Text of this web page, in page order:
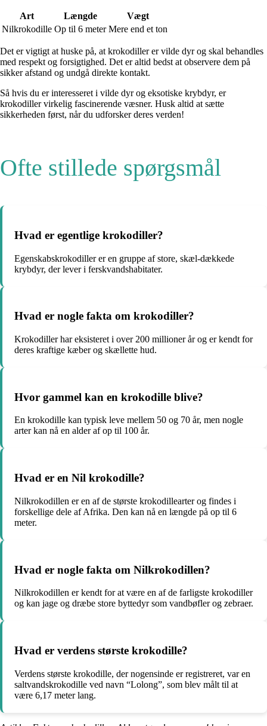
Art Længde
Vægt
Nilkrokodille Op til 6 meter Mere end et ton
Det er vigtigt at huske på, at krokodiller er vilde dyr og skal behandles
med respekt og forsigtighed. Det er altid bedst at observere dem på
sikker afstand og undgå direkte kontakt.
Så hvis du er interesseret i vilde dyr og eksotiske krybdyr, er
krokodiller virkelig fascinerende væsner. Husk altid at sætte
sikkerheden først, når du udforsker deres verden!
Ofte stillede spørgsmål
Hvad er egentlige krokodiller?
Egenskabskrokodiller er en gruppe af store, skæl-dækkede
krybdyr, der lever i ferskvandshabitater.
Hvad er nogle fakta om krokodiller?
Krokodiller har eksisteret i over 200 millioner år og er kendt for
deres kraftige kæber og skællette hud.
Hvor gammel kan en krokodille blive?
En krokodille kan typisk leve mellem 50 og 70 år, men nogle
arter kan nå en alder af op til 100 år.
Hvad er en Nil krokodille?
Nilkrokodillen er en af de største krokodillearter og findes i
forskellige dele af Afrika. Den kan nå en længde på op til 6
meter.
Hvad er nogle fakta om Nilkrokodillen?
Nilkrokodillen er kendt for at være en af de farligste krokodiller
og kan jage og dræbe store byttedyr som vandbøfler og zebraer.
Hvad er verdens største krokodille?
Verdens største krokodille, der nogensinde er registreret, var en
saltvandskrokodille ved navn “Lolong”, som blev målt til at
være 6,17 meter lang.